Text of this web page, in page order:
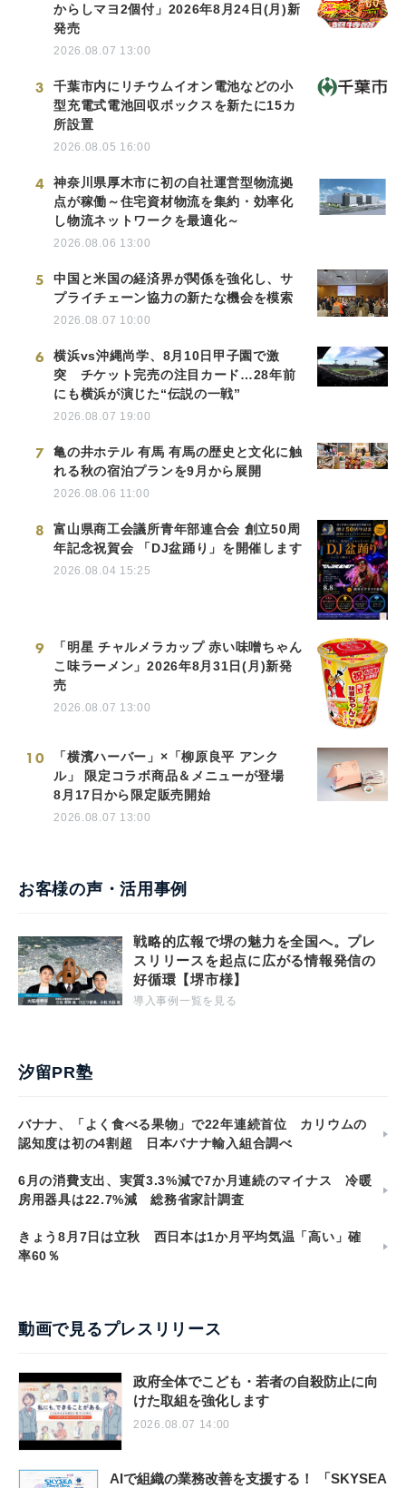
からしマヨ2個付」2026年8月24日(月)新
発売
2026.08.07 13:00
3
千葉市内にリチウムイオン電池などの小
型充電式電池回収ボックスを新たに15カ
所設置
2026.08.05 16:00
4
神奈川県厚木市に初の自社運営型物流拠
点が稼働～住宅資材物流を集約・効率化
し物流ネットワークを最適化～
2026.08.06 13:00
5
中国と米国の経済界が関係を強化し、サ
プライチェーン協力の新たな機会を模索
2026.08.07 10:00
6
横浜vs沖縄尚学、8月10日甲子園で激
突 チケット完売の注目カード…28年前
にも横浜が演じた“伝説の一戦”
2026.08.07 19:00
7
亀の井ホテル 有馬 有馬の歴史と文化に触
れる秋の宿泊プランを9月から展開
2026.08.06 11:00
8
富山県商工会議所青年部連合会 創立50周
年記念祝賀会 「DJ盆踊り」を開催します
2026.08.04 15:25
9
「明星 チャルメラカップ 赤い味噌ちゃん
こ味ラーメン」2026年8月31日(月)新発
売
2026.08.07 13:00
10
「横濱ハーバー」×「柳原良平 アンク
ル」 限定コラボ商品＆メニューが登場
8月17日から限定販売開始
2026.08.07 13:00
お客様の声・活用事例
戦略的広報で堺の魅力を全国へ。プレ
スリリースを起点に広がる情報発信の
好循環【堺市様】
導入事例一覧を見る
汐留PR塾
バナナ、「よく食べる果物」で22年連続首位 カリウムの
認知度は初の4割超 日本バナナ輸入組合調べ
6月の消費支出、実質3.3%減で7か月連続のマイナス 冷暖
房用器具は22.7%減 総務省家計調査
きょう8月7日は立秋 西日本は1か月平均気温「高い」確
率60％
動画で見るプレスリリース
政府全体でこども・若者の自殺防止に向
けた取組を強化します
2026.08.07 14:00
AIで組織の業務改善を支援する！ 「SKYSEA